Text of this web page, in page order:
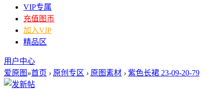
VIP专属
充值图币
加入VIP
精品区
用户中心
爱原图 »首页 › 原创专区 › 原图素材 › 紫色长裙 23-09-20-79